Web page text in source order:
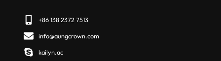
+86 138 2372 7513
info@aungcrown.com
kailyn.ac